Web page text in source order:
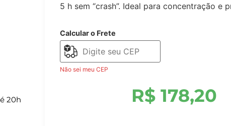
20h
5 h sem “crash”. Ideal para concentração e
Calcular o Frete
Não sei meu CEP
R$178,20